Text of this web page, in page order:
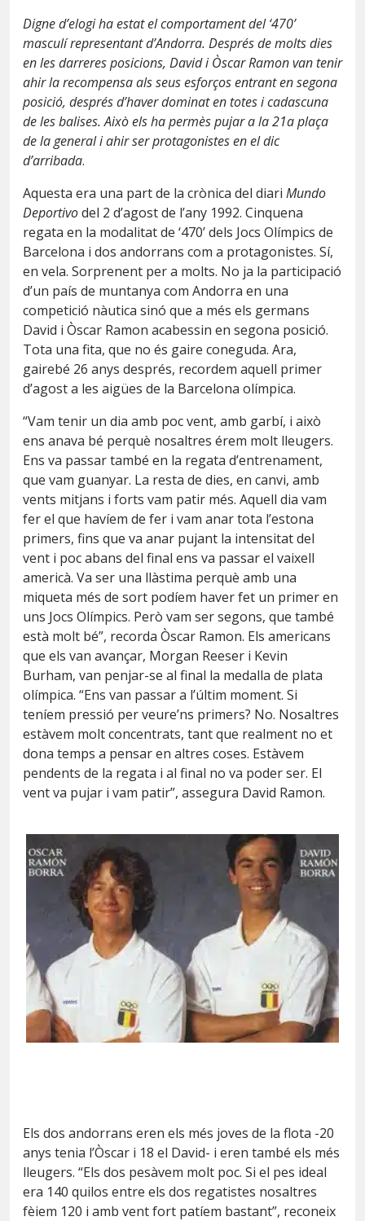
Digne d’elogi ha estat el comportament del ‘470’
masculí representant d’Andorra. Després de molts dies
en les darreres posicions, David i Òscar Ramon van tenir
ahir la recompensa als seus esforços entrant en segona
posició, després d’haver dominat en totes i cadascuna
de les balises. Això els ha permès pujar a la 21a plaça
de la general i ahir ser protagonistes en el dic
d’arribada.
Aquesta era una part de la crònica del diari Mundo
Deportivodel 2 d’agost de l’any 1992. Cinquena
regata en la modalitat de ‘470’ dels Jocs Olímpics de
Barcelona i dos andorrans com a protagonistes. Sí,
en vela. Sorprenent per a molts. No ja la participació
d’un país de muntanya com Andorra en una
competició nàutica sinó que a més els germans
David i Òscar Ramon acabessin en segona posició.
Tota una fita, que no és gaire coneguda. Ara,
gairebé 26 anys després, recordem aquell primer
d’agost a les aigües de la Barcelona olímpica.
“Vam tenir un dia amb poc vent, amb garbí, i això
ens anava bé perquè nosaltres érem molt lleugers.
Ens va passar també en la regata d’entrenament,
que vam guanyar. La resta de dies, en canvi, amb
vents mitjans i forts vam patir més. Aquell dia vam
fer el que havíem de fer i vam anar tota l’estona
primers, fins que va anar pujant la intensitat del
vent i poc abans del final ens va passar el vaixell
americà. Va ser una llàstima perquè amb una
miqueta més de sort podíem haver fet un primer en
uns Jocs Olímpics. Però vam ser segons, que també
està molt bé”, recorda Òscar Ramon. Els americans
que els van avançar, Morgan Reeser i Kevin
Burham, van penjar-se al final la medalla de plata
olímpica. “Ens van passar a l’últim moment. Si
teníem pressió per veure’ns primers? No. Nosaltres
estàvem molt concentrats, tant que realment no et
dona temps a pensar en altres coses. Estàvem
pendents de la regata i al final no va poder ser. El
vent va pujar i vam patir”, assegura David Ramon.
Els dos andorrans eren els més joves de la flota -20
anys tenia l’Òscar i 18 el David- i eren també els més
lleugers. “Els dos pesàvem molt poc. Si el pes ideal
era 140 quilos entre els dos regatistes nosaltres
fèiem 120 i amb vent fort patíem bastant”, reconeix